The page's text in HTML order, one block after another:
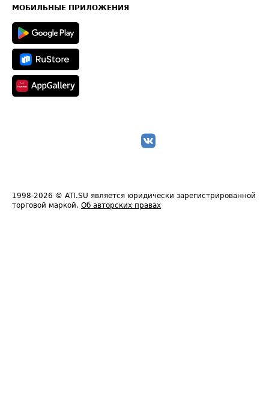
Техническая информация
МОБИЛЬНЫЕ ПРИЛОЖЕНИЯ
1998-2026 © ATI.SU является юридически зарегистрированной
торговой маркой. Об авторских правах